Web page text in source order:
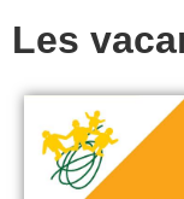
Les